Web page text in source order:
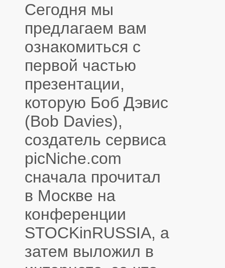
Сегодня мы
предлагаем вам
ознакомиться с
первой частью
презентации,
которую Боб Дэвис
(Bob Davies),
создатель сервиса
picNiche.com
сначала прочитал
в Москве на
конференции
STOCKinRUSSIA, а
затем выложил в